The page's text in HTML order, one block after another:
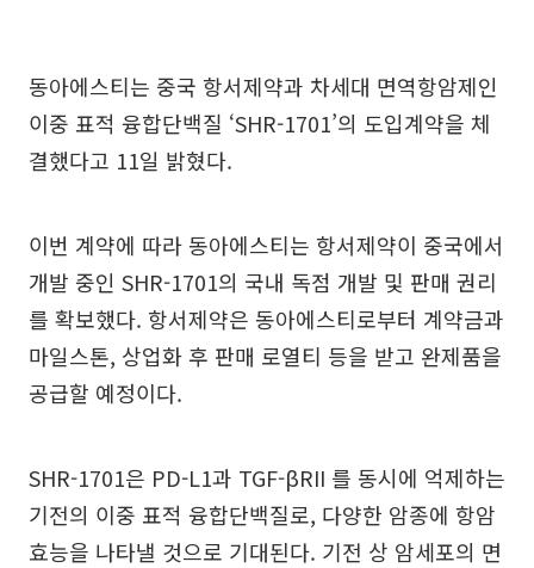
동아에스티는 중국 항서제약과 차세대 면역항암제인
이중 표적 융합단백질 ‘SHR-1701’의 도입계약을 체
결했다고 11일 밝혔다.
이번 계약에 따라 동아에스티는 항서제약이 중국에서
개발 중인 SHR-1701의 국내 독점 개발 및 판매 권리
를 확보했다. 항서제약은 동아에스티로부터 계약금과
마일스톤, 상업화 후 판매 로열티 등을 받고 완제품을
공급할 예정이다.
SHR-1701은 PD-L1과 TGF-βRII 를 동시에 억제하는
기전의 이중 표적 융합단백질로, 다양한 암종에 항암
효능을 나타낼 것으로 기대된다. 기전 상 암세포의 면